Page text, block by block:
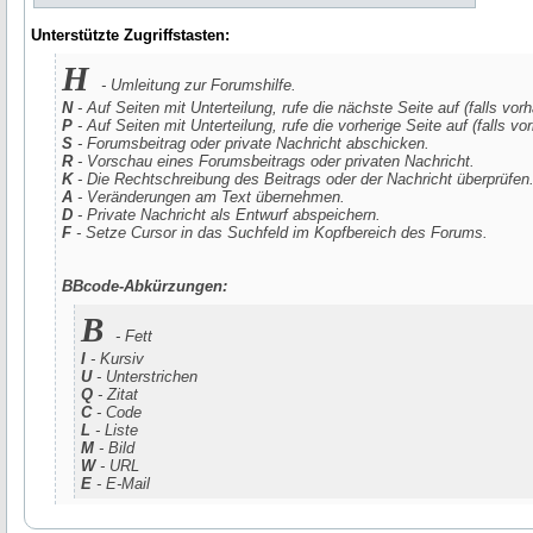
Unterstützte Zugriffstasten:
H
- Umleitung zur Forumshilfe.
N- Auf Seiten mit Unterteilung, rufe die nächste Seite auf (falls
P - Auf Seiten mit Unterteilung, rufe die vorherige Seite auf (falls
S - Forumsbeitrag oder private Nachricht abschicken.
R- Vorschau eines Forumsbeitrags oder privaten Nachricht.
K- Die Rechtschreibung des Beitrags oder der Nachricht überprüfen.
A - Veränderungen am Text übernehmen.
D - Private Nachricht als Entwurf abspeichern.
F - Setze Cursor in das Suchfeld im Kopfbereich des Forums.
BBcode-Abkürzungen:
B
- Fett
I - Kursiv
U- Unterstrichen
Q - Zitat
C- Code
L - Liste
M - Bild
W- URL
E - E-Mail